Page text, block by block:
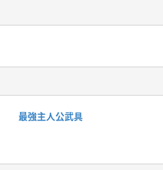
最強主人公武具